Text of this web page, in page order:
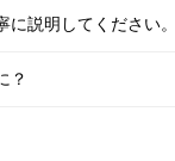
に説明してください。
？